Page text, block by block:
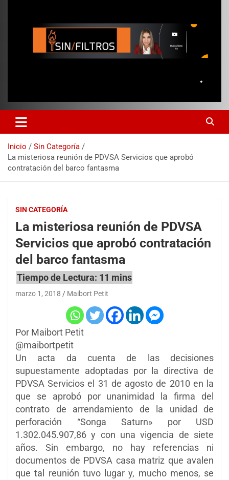
Inicio
Sin Categoría
La misteriosa reunión de PDVSA Servicios que aprobó
contratación del barco fantasma
SIN CATEGORÍA
La misteriosa reunión de PDVSA
Servicios que aprobó contratación
del barco fantasma
marzo 1, 2018 Maibort Petit
Por Maibort Petit
@maibortpetit
Un acta da cuenta de las decisiones
supuestamente adoptadas por la directiva de
PDVSA Servicios el 31 de agosto de 2010 en la
que se aprobó por unanimidad la firma del
contrato de arrendamiento de la unidad de
perforación “Songa Saturn» por USD
1.302.045.907,86 y con una vigencia de siete
años. Sin embargo, no hay referencias ni
documentos de PDVSA casa matriz que avalen
que tal reunión tuvo lugar y, mucho menos, se